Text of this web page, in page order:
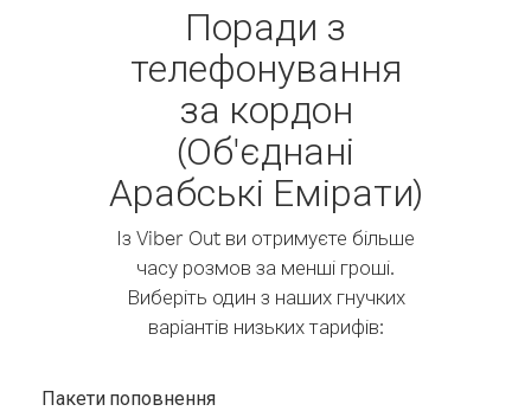
Поради з
телефонування
за кордон
(Об'єднані
Арабські Емірати)
Із Viber Out ви отримуєте більше
часу розмов за менші гроші.
Виберіть один з наших гнучких
варіантів низьких тарифів:
Пакети поповнення